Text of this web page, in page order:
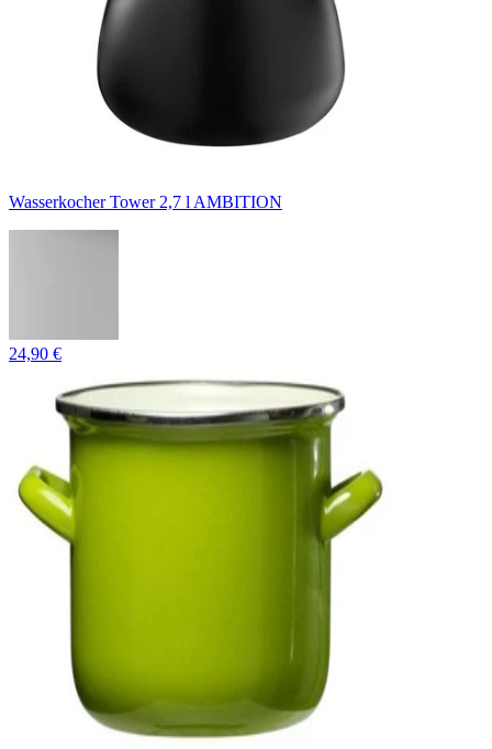
Wasserkocher Tower 2,7 l AMBITION
24,90 €